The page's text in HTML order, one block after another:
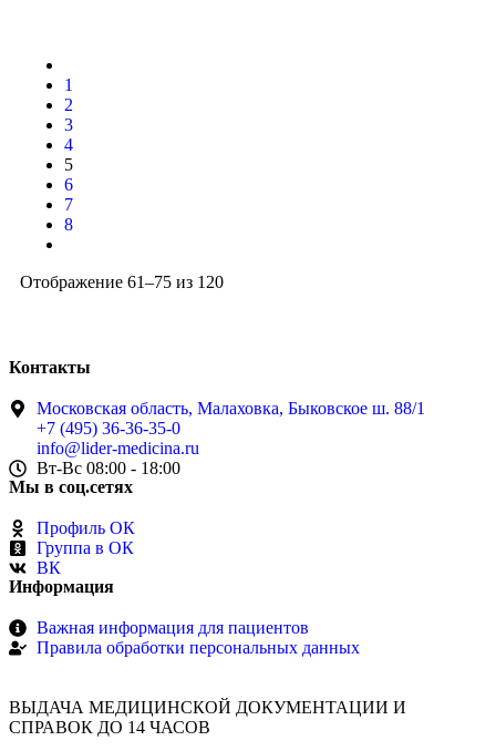
1
2
3
4
5
6
7
8
Отображение 61–75 из 120
Контакты
Московская область, Малаховка, Быковское ш. 88/1
+7 (495) 36-36-35-0
info@lider-medicina.ru
Вт-Вс 08:00 - 18:00
Мы в соц.сетях
Профиль ОК
Группа в ОК
ВК
Информация
Важная информация для пациентов
Правила обработки персональных данных
ВЫДАЧА МЕДИЦИНСКОЙ ДОКУМЕНТАЦИИ И
СПРАВОК ДО 14 ЧАСОВ